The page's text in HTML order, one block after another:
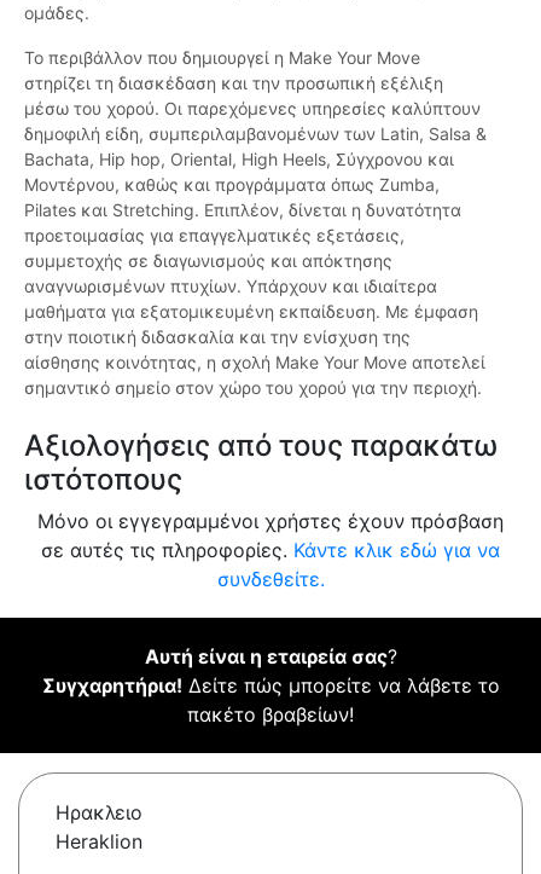
ομάδες.
Το περιβάλλον που δημιουργεί η Make Your Move
στηρίζει τη διασκέδαση και την προσωπική εξέλιξη
μέσω του χορού. Οι παρεχόμενες υπηρεσίες καλύπτουν
δημοφιλή είδη, συμπεριλαμβανομένων των Latin, Salsa &
Bachata, Hip hop, Oriental, High Heels, Σύγχρονου και
Μοντέρνου, καθώς και προγράμματα όπως Zumba,
Pilates και Stretching. Επιπλέον, δίνεται η δυνατότητα
προετοιμασίας για επαγγελματικές εξετάσεις,
συμμετοχής σε διαγωνισμούς και απόκτησης
αναγνωρισμένων πτυχίων. Υπάρχουν και ιδιαίτερα
μαθήματα για εξατομικευμένη εκπαίδευση. Με έμφαση
στην ποιοτική διδασκαλία και την ενίσχυση της
αίσθησης κοινότητας, η σχολή Make Your Move αποτελεί
σημαντικό σημείο στον χώρο του χορού για την περιοχή.
Αξιολογήσεις από τους παρακάτω
ιστότοπους
Μόνο οι εγγεγραμμένοι χρήστες έχουν πρόσβαση
σε αυτές τις πληροφορίες. Κάντε κλικ εδώ για να
συνδεθείτε.
Αυτή είναι η εταιρεία σας?
Συγχαρητήρια! Δείτε πώς μπορείτε να λάβετε το
πακέτο βραβείων!
Ηρακλειο
Heraklion